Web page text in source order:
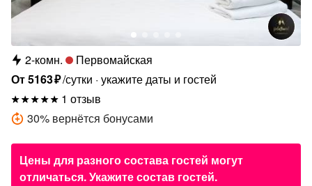
2-комн.
Первомайская
От5163₽/сутки укажите даты и гостей
1 отзыв
30% вернётся бонусами
Цены для разного состава гостей могут
отличаться. Укажите состав гостей.